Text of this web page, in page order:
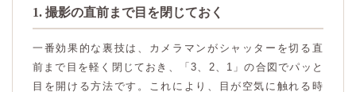
1. 撮影の直前まで目を閉じておく
一番効果的な裏技は、カメラマンがシャッターを切る直
前まで目を軽く閉じておき、「3、2、1」の合図でパッと
目を開ける方法です。これにより、目が空気に触れる時